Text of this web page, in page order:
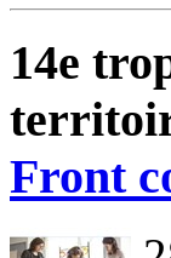
14e
Front